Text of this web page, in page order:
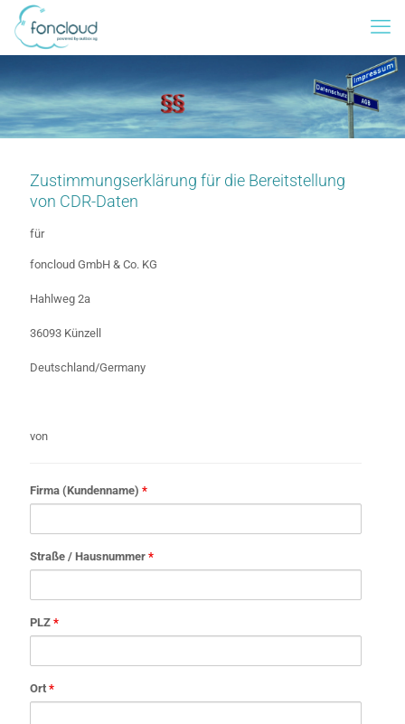
Zustimmungserklärung für die Bereitstellung
von CDR-Daten
für
foncloud GmbH & Co. KG
Hahlweg 2a
36093 Künzell
Deutschland/Germany
von
Firma (Kundenname) *
Straße / Hausnummer *
PLZ *
Ort *